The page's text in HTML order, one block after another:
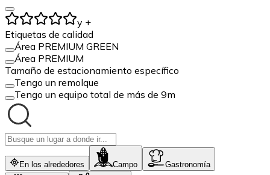
y +
Etiquetas de calidad
Área PREMIUM GREEN
Área PREMIUM
Tamaño de estacionamiento específico
Tengo un remolque
Tengo un equipo total de más de 9m
En los alrededores Campo Gastronomía